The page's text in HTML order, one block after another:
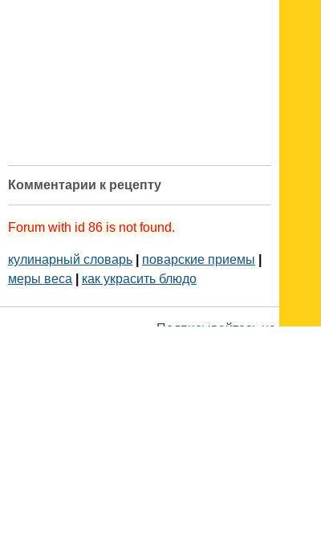
Комментарии к рецепту
Forum with id 86 is not found.
кулинарный словарь поварские приемы
меры веса
как украсить блюдо
Подписывайтесь на наш